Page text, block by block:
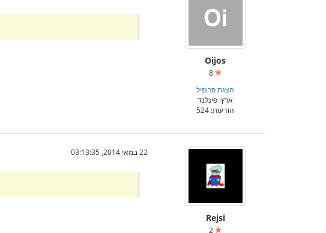
Oijos
8
הצגת פרופיל
ארץ: פינלנד
הודעות: 524
Rejsi
22 במאי 2014, 03:13:35